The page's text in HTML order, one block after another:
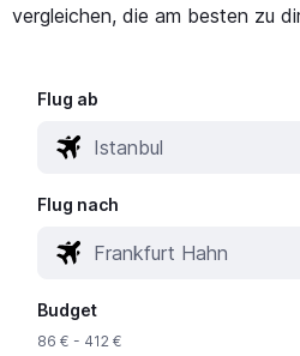
vergleichen, die am besten zu
Flug ab
Flug nach
Budget
86 € - 412 €